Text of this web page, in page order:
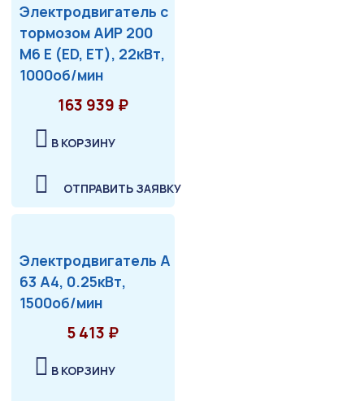
Электродвигатель с
тормозом АИР 200
М6 Е (ED, ET), 22кВт,
1000об/мин
163 939 ₽
В КОРЗИНУ
ОТПРАВИТЬ ЗАЯВКУ
Электродвигатель А
63 А4, 0.25кВт,
1500об/мин
5 413 ₽
В КОРЗИНУ